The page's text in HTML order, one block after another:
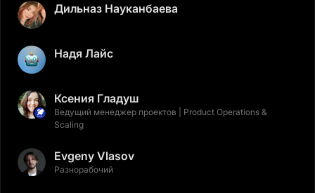
Дильназ Науканбаева
Надя Лайс
Ксения Гладуш
Ведущий менеджер проектов | Product Operations &
Scaling
Evgeny Vlasov
Разнорабочий